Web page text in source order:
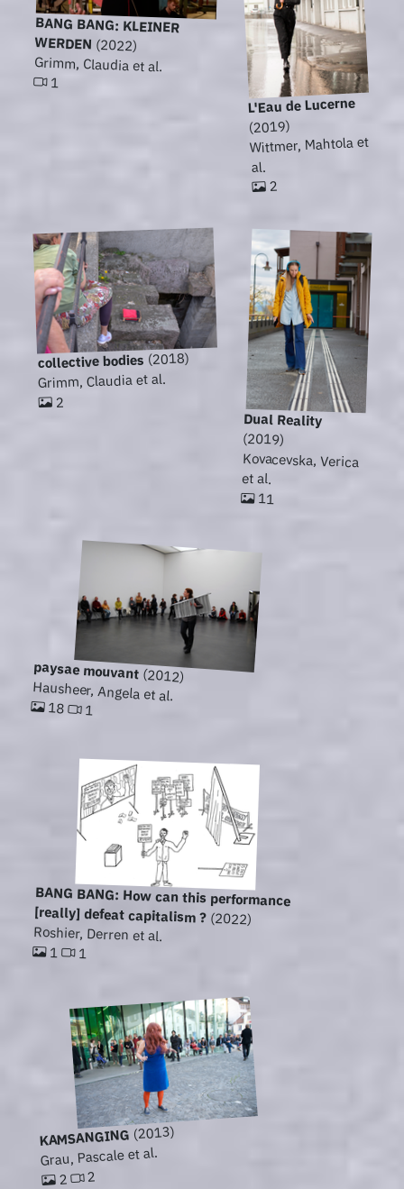
BANG BANG: KLEINER
WERDEN (2022)
Grimm, Claudia et al.
1
L'Eau de Lucerne
(2019)
Wittmer, Mahtola et
al.
2
collective bodies (2018)
Grimm, Claudia et al.
2
Dual Reality
(2019)
Kovacevska, Verica
et al.
11
paysae mouvant(2012)
Hausheer, Angela et al.
18 1
BANG BANG: How can this performance
[really] defeat capitalism ?(2022)
Roshier, Derren et al.
1 1
KAMSANGING (2013)
Grau, Pascale et al.
2 2